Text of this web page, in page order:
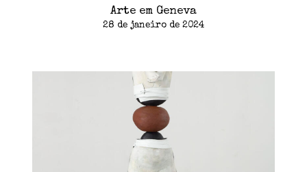
Arte em Geneva
28 de janeiro de 2024